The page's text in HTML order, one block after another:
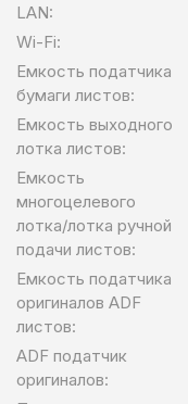
LAN:
Wi-Fi:
Емкость податчика
бумаги листов:
Емкость выходного
лотка листов:
Емкость
многоцелевого
лотка/лотка ручной
подачи листов:
Емкость податчика
оригиналов ADF
листов:
ADF податчик
оригиналов: